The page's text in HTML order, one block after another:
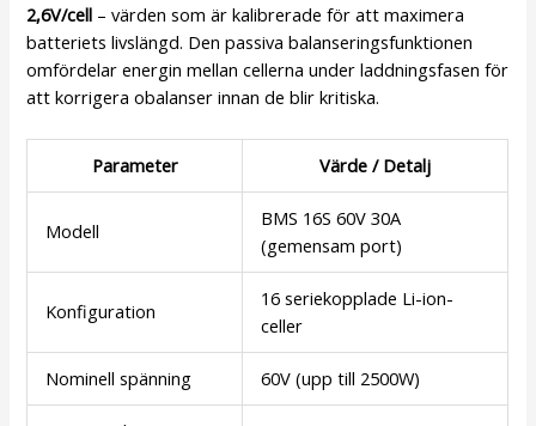
2,6V/cell – värden som är kalibrerade för att maximera
batteriets livslängd. Den passiva balanseringsfunktionen
omfördelar energin mellan cellerna under laddningsfasen för
att korrigera obalanser innan de blir kritiska.
Parameter Värde / Detalj
Modell
BMS 16S 60V 30A
(gemensam port)
Konfiguration
16 seriekopplade Li-ion-
celler
Nominell spänning 60V (upp till 2500W)